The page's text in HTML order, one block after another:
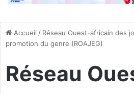
Accueil / Réseau Ouest-africain des
promotion du genre (ROAJEG)
Réseau